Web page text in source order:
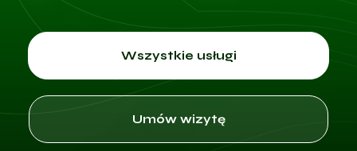
Wszystkie usługi
Umów wizytę